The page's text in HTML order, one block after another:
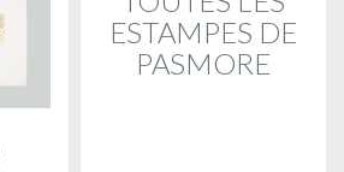
ESTAMPES DE
PASMORE